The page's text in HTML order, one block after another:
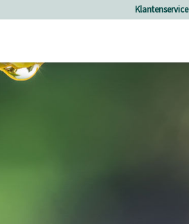
Klantenservice